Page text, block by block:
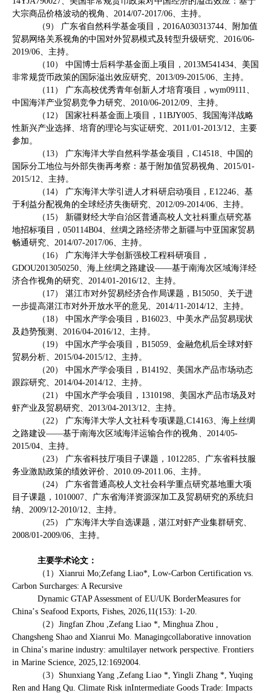
大宗商品价格波动的视角、 2014/07-2017/06、主持。
（9） 广东省自然科学基金项目， 2016A030313744、附加值
贸易网络关系视角的中国对外贸易模式及转型升级研究、 2016/06-
2019/06、主持。
（ 10） 中国博士后科学基金面上项目， 2013M541434、美国
非常规货币政策的国际溢出效应研究、 2013/09-2015/06、主持。
（ 11 ） 广东高校优秀青年创新人才培育项目， wym09111、
中国海洋产业贸易竞争力研究、 2010/06-2012/09、主持。
（ 12） 国家社科基金面上项目， 11BJY005、我国海洋战略
性新兴产业选择、培育的理论与实证研究、 2011/01-2013/12、主要
参加。
（ 13） 广东海洋大学自然科学基金项目， C14518、中国的
国际分工地位与外部失衡再考察：基于附加值贸易视角、 2015/01-
2015/12、主持。
（ 14） 广东海洋大学引进人才科研启动项目， E12246、基
于利益分配视角的全球经济失衡研究、 2012/09-2014/06、主持。
（ 15） 新疆财经大学自治区普通高校人文社科重点研究基
地招标项目， 050114B04、丝绸之路经济带之新疆与中亚国家贸易
畅通研究、 2014/07-2017/06、主持。
（ 16） 广东海洋大学创新强校工程科研项目，
GDOU2013050250、海上丝绸之路建设——基于南海次区域海洋经
济合作视角的研究、 2014/01-2016/12、主持。
（ 17） 湛江市对外贸易经济合作局课题， B15050、关于进
一步提高湛江市对外开放水平的意见、 2014/11-2014/12、主持。
（ 18） 中国水产学会项目， B16023、中美水产品贸易现状
及趋势预测、 2016/04-2016/12、主持。
（ 19） 中国水产学会项目， B15059、金融危机后全球对虾
贸易分析、 2015/04-2015/12、主持。
（20） 中国水产学会项目， B14192、美国水产品市场动态
跟踪研究、 2014/04-2014/12、主持。
（21 ） 中国水产学会项目， 1310198、美国水产品市场及对
虾产业及贸易研究、 2013/04-2013/12、主持。
（22） 广东海洋大学人文社科专项课题,C14163、海上丝绸
之路建设——基于南海次区域海洋运输合作的视角、 2014/05-
2015/04、主持。
（23） 广东省科技厅项目子课题， 1012285、广东省科技服
务业激励政策的绩效评价、 2010.09-2011.06、主持。
（24） 广东省普通高校人文社会科学重点研究基地重大项
目子课题， 1010007、广东省海洋资源深加工及贸易研究的系统归
纳、 2009/12-2010/12、主持。
（25） 广东海洋大学自选课题，湛江对虾产业集群研究、
2008/01-2009/06、主持。
主要学术论文：
（ 1 ） Xianrui Mo;Zefang Liao*, Low-Carbon Certification vs.
Carbon Surcharges: A Recursive
Dynamic GTAP Assessment of EU/UK BorderMeasures for
China’s Seafood Exports, Fishes, 2026,11(153): 1-20.
（2） Jingfan Zhou ,Zefang Liao *, Minghua Zhou ,
Changsheng Shao and Xianrui Mo. Managingcollaborative innovation
in China’s marine industry: amultilayer network perspective. Frontiers
in Marine Science, 2025,12:1692004.
（3） Shunxiang Yang ,Zefang Liao *, Yingli Zhang *, Yuqing
Ren and Hang Qu. Climate Risk inIntermediate Goods Trade: Impacts